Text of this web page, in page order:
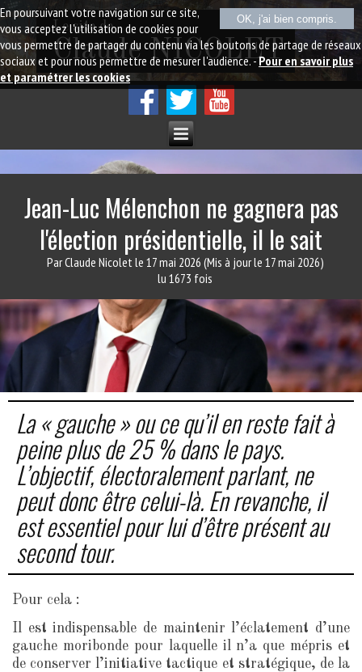
Claude NICOLET
Le site de
Jean-Luc Mélenchon ne gagnera pas
l'élection présidentielle, il le sait
Par Claude Nicoletle 17 mai 2026 (Mis à jour le 17 mai 2026)
lu 1673 fois
La « gauche » ou ce qu’il en reste fait à
peine plus de 25 % dans le pays.
L’objectif, électoralement parlant, ne
peut donc être celui-là. En revanche, il
est essentiel pour lui d’être présent au
second tour.
Pour cela :
Il est indispensable de maintenir l’éclatement d’une
gauche moribonde pour laquelle il n’a que mépris et
de conserver l’initiative tactique et stratégique, de la
OK, j'ai bien compris.
En poursuivant votre navigation sur ce site,
vous acceptez l'utilisation de cookies pour
vous permettre de partager du contenu via les boutons de partage de réseaux
sociaux et pour nous permettre de mesurer l'audience. -Pour en savoir plus
et paramétrer les cookies